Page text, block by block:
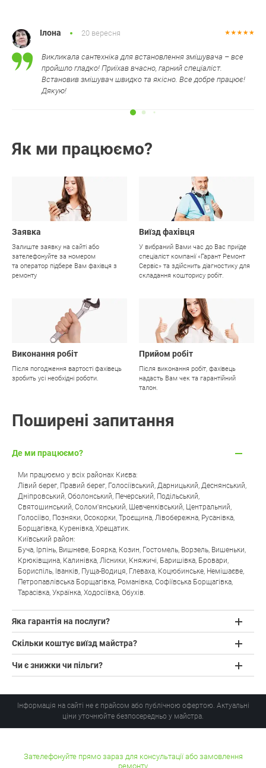
Ілона 20 вересня
Викликала сантехніка для встановлення змішувача – все
пройшло гладко! Приїхав вчасно, гарний спеціаліст.
Встановив змішувач швидко та якісно. Все добре працює!
Дякую!
Як ми працюємо?
Заявка
Залиште заявку на сайті або
зателефонуйте за номером
та оператор підбере Вам фахівця з
ремонту
Виїзд фахівця
У вибраний Вами час до Вас приїде
спеціаліст компанії «Гарант Ремонт
Сервіс» та здійснить діагностику для
складання кошторису робіт.
Виконання робіт
Після погодження вартості фахівець
зробить усі необхідні роботи.
Прийом робіт
Після виконання робіт, фахівець
надасть Вам чек та гарантійний
талон.
Поширені запитання
Де ми працюємо?
Ми працюємо у всіх районах Києва:
Лівий берег, Правий берег, Голосіївський, Дарницький, Деснянський,
Дніпровський, Оболонський, Печерський, Подільський,
Святошинський, Солом'янський, Шевченківський, Центральний,
Голосіїво, Позняки, Осокорки, Троєщина, Лівобережна, Русанівка,
Борщагівка, Куренівка, Хрещатик.
Київський район:
Буча, Ірпінь, Вишневе, Боярка, Козин, Гостомель, Ворзель, Вишеньки,
Крюківщина, Калинівка, Лісники, Княжичі, Баришівка, Бровари,
Бориспіль, Іванків, Пуща-Водиця, Глеваха, Коцюбинське, Немішаєве,
Петропавлівська Борщагівка, Романівка, Софіївська Борщагівка,
Тарасівка, Українка, Ходосіївка, Обухів.
Яка гарантія на послуги?
Скільки коштує виїзд майстра?
Чи є знижки чи пільги?
Інформація на сайті не є прайсом або публічною офертою. Актуальні
ціни уточнюйте безпосередньо у майстра.
Зателефонуйте прямо зараз для консультації або замовлення
ремонту